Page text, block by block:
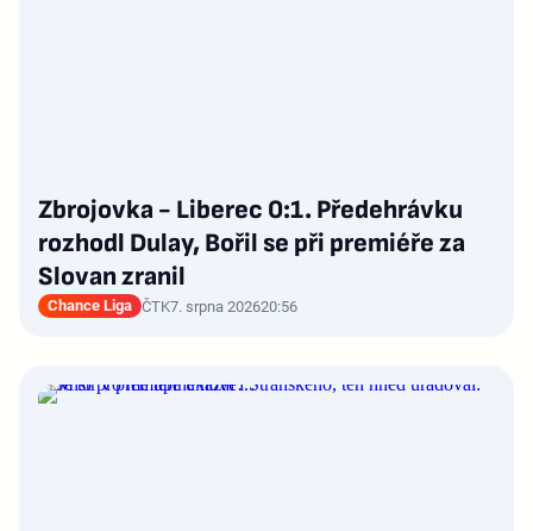
Zbrojovka - Liberec 0:1. Předehrávku
rozhodl Dulay, Bořil se při premiéře za
Slovan zranil
Chance Liga ČTK7. srpna 202620:56